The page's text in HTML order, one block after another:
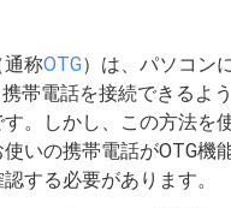
通称OTG）は、パソコン
帯電話を接続できるよ
。しかし、この方法を
いの携帯電話がOTG機
する必要があります。